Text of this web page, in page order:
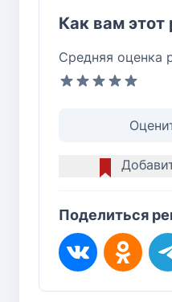
Как вам этот
Средняя оценка
Поделиться